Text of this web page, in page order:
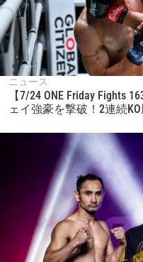
ニュース
【7/24 ONE Friday Fights
ェイ強豪を撃破！2連続KO